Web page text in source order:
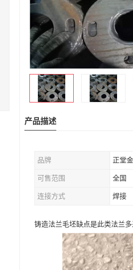
产品描述
品牌 正堂
可售范围 全国
连接方式 焊接
铸造法兰毛坯缺点是此类法兰